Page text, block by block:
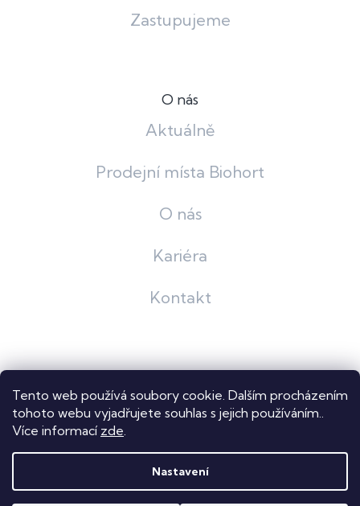
Tento web používá soubory cookie. Dalším procházením
tohoto webu vyjadřujete souhlas s jejich používáním..
Více informací zde.
Nastavení
Zastupujeme
O nás
Aktuálně
Prodejní místa Biohort
O nás
Kariéra
Kontakt
Shoptet
Copyright 2026Dastech s.r.o.. Všechna práva vyhrazena.
Upravit nastavení cookies